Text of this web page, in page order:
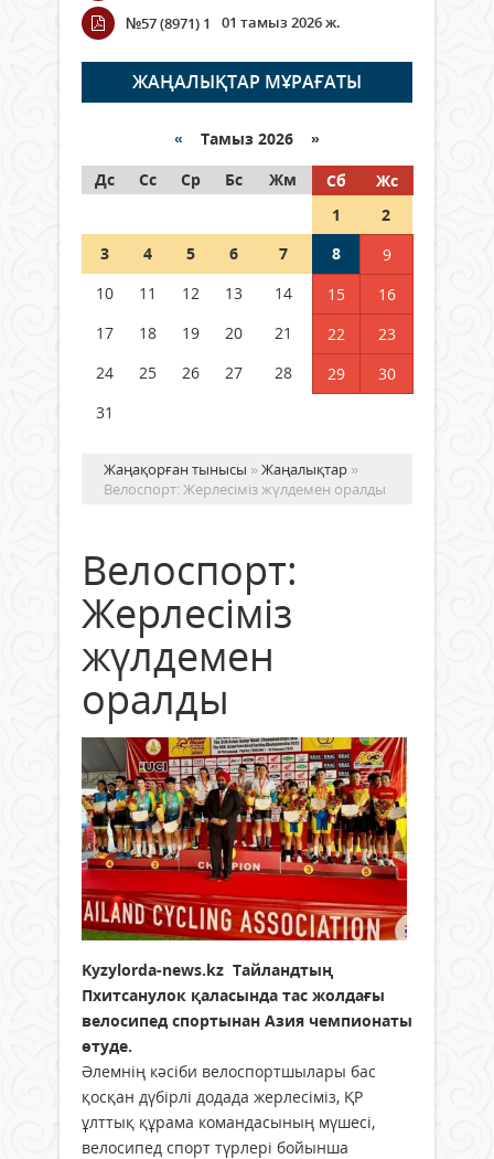
Wi-Fi ҚАБЫРҒА АРҚЫЛЫ ҚАЛАЙ
ӨТЕДІ?
06 тамыз 2026 ж. 267
граждане Казахстана,
05 тамыз 2026 ж. 149
Шетелде жүрген Қазақстан
азаматтары қалай дауыс бере
№57 (8971) 1
01 тамыз 2026 ж.
ЖАҢАЛЫҚТАР МҰРАҒАТЫ
« Тамыз 2026 »
Дс
Сс Ср Бс Жм Сб
Жс
1
2
3
4 5 6 7 8
9
10
11 12 13 14 15
16
17
18 19 20 21 22
23
24
25 26 27 28 29
30
31
Жаңақорған тынысы »Жаңалықтар »
Велоспорт: Жерлесіміз жүлдемен оралды
Велоспорт:
Жерлесіміз
жүлдемен
оралды
Kyzylorda-news.kz Тайландтың
Пхитсанулок қаласында тас жолдағы
велосипед спортынан Азия чемпионаты
өтуде.
Әлемнің кәсіби велоспортшылары бас
қосқан дүбірлі додада жерлесіміз, ҚР
ұлттық құрама командасының мүшесі,
велосипед спорт түрлері бойынша